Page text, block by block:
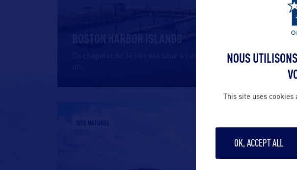
BOSTON HARBOR ISLANDS
Ce chapelet de 34 îles est situé à l’est de Boston. Chacune
SITE NATUREL
NOUS
This site uses
OK, ACCEPT ALL